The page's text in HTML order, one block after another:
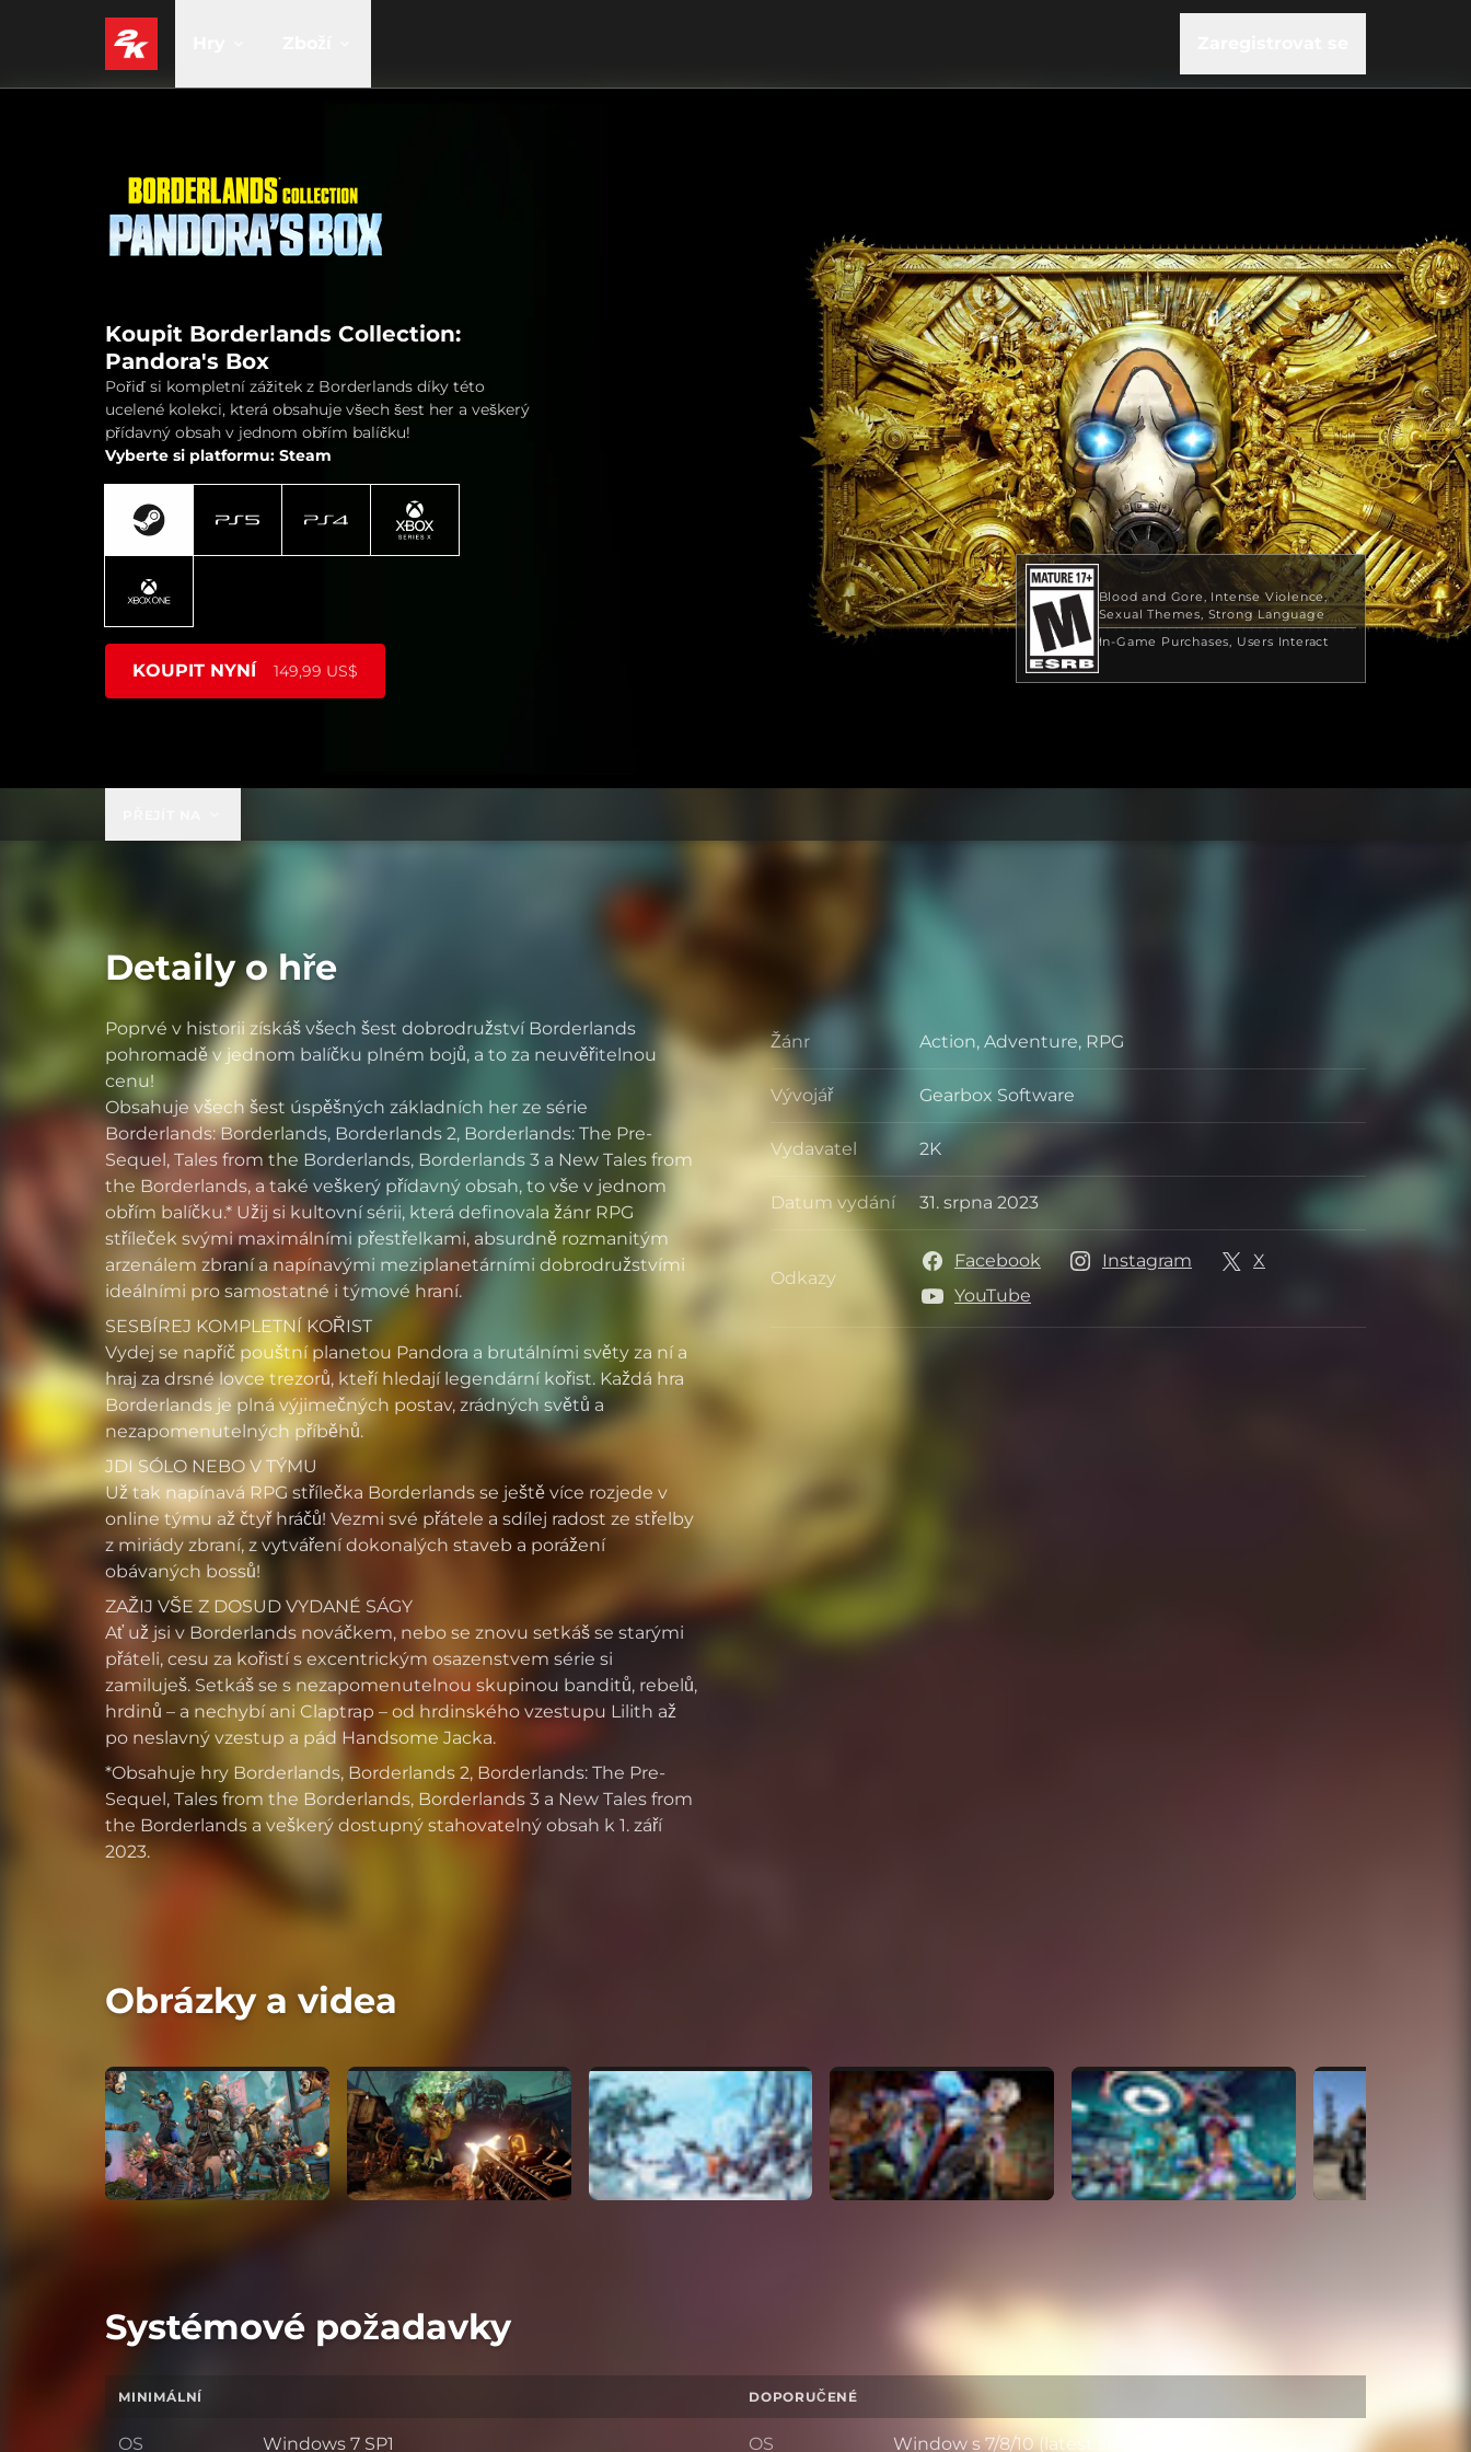
Blood and Gore
Intense Violence
Sexual Themes Strong Language
In-Game Purchases
Users Interact
Koupit Borderlands Collection:
Pandora's Box
Pořiď si kompletní zážitek z Borderlands díky této
ucelené kolekci, která obsahuje všech šest her a veškerý
přídavný obsah v jednom obřím balíčku!
Vyberte si platformu: Steam
KOUPIT NYNÍ 149,99 US$
Detaily o hře
Poprvé v historii získáš všech šest dobrodružství Borderlands
pohromadě v jednom balíčku plném bojů, a to za neuvěřitelnou
cenu!
Obsahuje všech šest úspěšných základních her ze série
Borderlands: Borderlands, Borderlands 2, Borderlands: The Pre-
Sequel, Tales from the Borderlands, Borderlands 3 a New Tales from
the Borderlands, a také veškerý přídavný obsah, to vše v jednom
obřím balíčku.* Užij si kultovní sérii, která definovala žánr RPG
stříleček svými maximálními přestřelkami, absurdně rozmanitým
arzenálem zbraní a napínavými meziplanetárními dobrodružstvími
ideálními pro samostatné i týmové hraní.
SESBÍREJ KOMPLETNÍ KOŘIST
Vydej se napříč pouštní planetou Pandora a brutálními světy za ní a
hraj za drsné lovce trezorů, kteří hledají legendární kořist. Každá hra
Borderlands je plná výjimečných postav, zrádných světů a
nezapomenutelných příběhů.
JDI SÓLO NEBO V TÝMU
Už tak napínavá RPG střílečka Borderlands se ještě více rozjede v
online týmu až čtyř hráčů! Vezmi své přátele a sdílej radost ze střelby
z miriády zbraní, z vytváření dokonalých staveb a porážení
obávaných bossů!
ZAŽIJ VŠE Z DOSUD VYDANÉ SÁGY
Ať už jsi v Borderlands nováčkem, nebo se znovu setkáš se starými
přáteli, cesu za kořistí s excentrickým osazenstvem série si
zamiluješ. Setkáš se s nezapomenutelnou skupinou banditů, rebelů,
hrdinů – a nechybí ani Claptrap – od hrdinského vzestupu Lilith až
po neslavný vzestup a pád Handsome Jacka.
*Obsahuje hry Borderlands, Borderlands 2, Borderlands: The Pre-
Sequel, Tales from the Borderlands, Borderlands 3 a New Tales from
the Borderlands a veškerý dostupný stahovatelný obsah k 1. září
2023.
Žánr
Žánr
Action, Adventure, RPG
Vývojář
Vývojář
Gearbox Software
Vydavatel
Vydavatel
2K
Datum vydání
Datum vydání
31. srpna 2023
Odkazy
Odkazy
Facebook Instagram
X
YouTube
Obrázky a videa
Systémové požadavky
MINIMÁLNÍ
OS Windows 7 SP1
DOPORUČENÉ
OS Window s 7/8/10 (latest service pack)